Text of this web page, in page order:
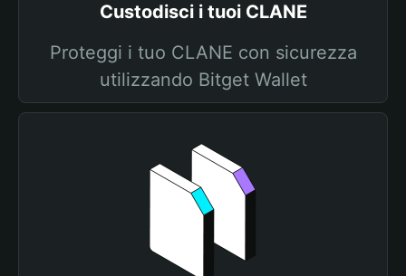
Custodisci i tuoi CLANE
Proteggi i tuo CLANE con sicurezza
utilizzando Bitget Wallet